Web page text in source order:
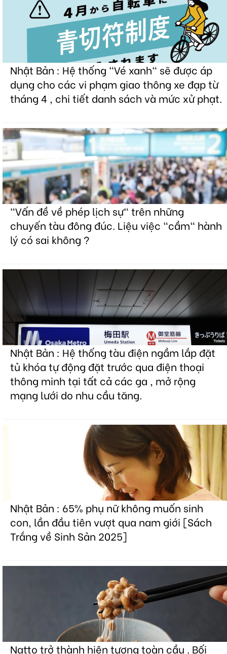
Nhật Bản : Hệ thống "Vé xanh" sẽ được áp
dụng cho các vi phạm giao thông xe đạp từ
tháng 4 , chi tiết danh sách và mức xử phạt.
"Vấn đề về phép lịch sự" trên những
chuyến tàu đông đúc. Liệu việc "cầm" hành
lý có sai không ?
Nhật Bản : Hệ thống tàu điện ngầm lắp đặt
tủ khóa tự động đặt trước qua điện thoại
thông minh tại tất cả các ga , mở rộng
mạng lưới do nhu cầu tăng.
Nhật Bản : 65% phụ nữ không muốn sinh
con, lần đầu tiên vượt qua nam giới [Sách
Trắng về Sinh Sản 2025]
Natto trở thành hiện tượng toàn cầu . Bối